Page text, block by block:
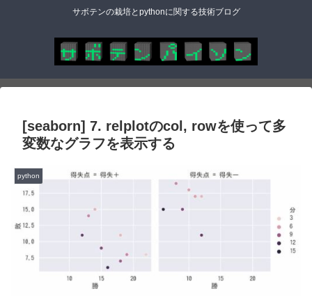
サボテンの栽培とpythonに関する技術ブログ
[seaborn] 7. relplotのcol, rowを使って多
変数なグラフを表示する
python